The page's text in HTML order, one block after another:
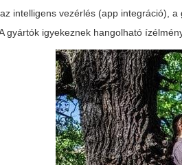
intelligens vezérlés (app integráció),
gyártók igyekeznek hangolható